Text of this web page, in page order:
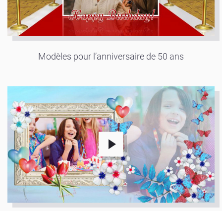
Modèles pour l’anniversaire de 50 ans